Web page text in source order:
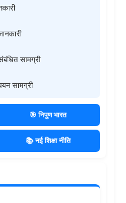
सामग्री
सामग्री
🎯 निपुण भारत
📚 नई शिक्षा नीति